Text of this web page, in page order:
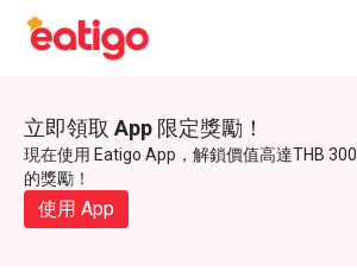
立即領取 App 限定獎勵！
現在使用 Eatigo App，解鎖價值高達THB 300
的獎勵！
使用 App